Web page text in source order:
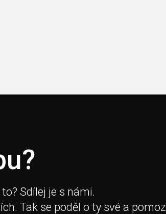
Sdílej je s námi.
Tak se poděl o ty své a pomoz